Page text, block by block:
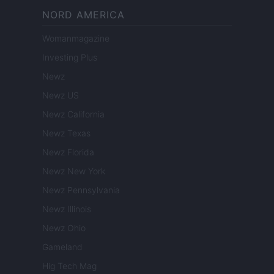
NORD AMERICA
Womanmagazine
Investing Plus
Newz
Newz US
Newz California
Newz Texas
Newz Florida
Newz New York
Newz Pennsylvania
Newz Illinois
Newz Ohio
Gameland
Hig Tech Mag